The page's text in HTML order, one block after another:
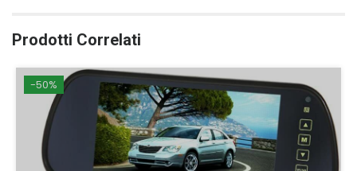
Prodotti Correlati
-50%